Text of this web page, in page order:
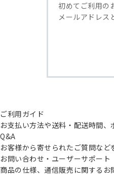
初めてご利用の
メールアドレス
ご利用ガイド
お支払い方法や送料・配送時間
Q&A
お客様から寄せられたご質問など
お問い合わせ・ユーザーサポート
商品の仕様、通信販売に関するお